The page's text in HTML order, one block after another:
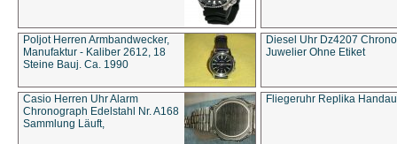
Poljot Herren Armbandwecker,
Manufaktur - Kaliber 2612, 18
Steine Bauj. Ca. 1990
Diesel Uhr Dz4207
Juwelier Ohne Etiket
Casio Herren Uhr Alarm
Chronograph Edelstahl Nr. A168
Sammlung Läuft,
Fliegeruhr Replika